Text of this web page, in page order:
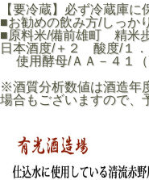
【要冷蔵】必ず冷蔵庫に
■お勧めの飲み方/しっか
■原料米/備前雄町 精米
日本酒度/＋２ 酸度/１．
使用酵母/ＡＡ－４１（
※酒質分析数値は酒造年
場合もございますので、